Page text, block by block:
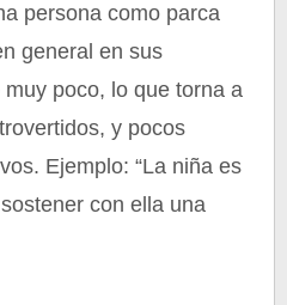
persona como parca
general en sus
poco, lo que torna a
y pocos
Ejemplo: “La niña es
con ella una